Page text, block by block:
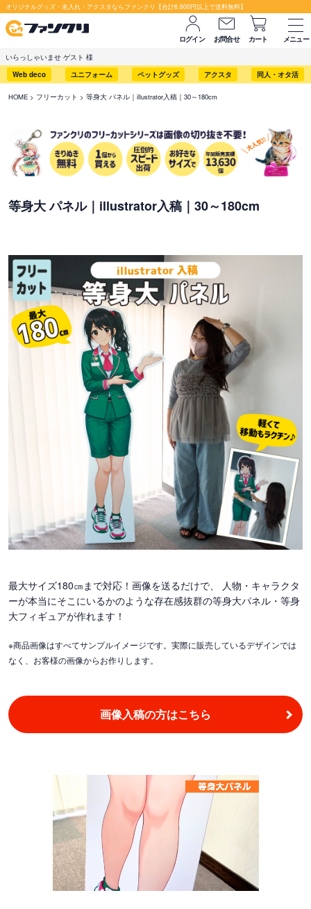
オリジナルグッズ・名入れ・アクスタならファンクリ【合計6,600円以上で送料無料】
ログイン お問合せ カート
メニュー
いらっしゃいませ ゲスト 様
Web deco
ユニフォーム ペットグッズ アクスタ 同人・オタ活
HOME フリーカット 等身大 パネル｜illustrator入稿｜30～180cm
等身大 パネル｜illustrator入稿｜30～180cm
最大サイズ180㎝まで対応！画像を送るだけで、 人物・キャラクタ
ーが本当にそこにいるかのような存在感抜群の等身大パネル・等身
大フィギュアが作れます！
※商品画像はすべてサンプルイメージです。実際に販売しているデザインでは
なく、お客様の画像からお作りします。
画像入稿の方はこちら